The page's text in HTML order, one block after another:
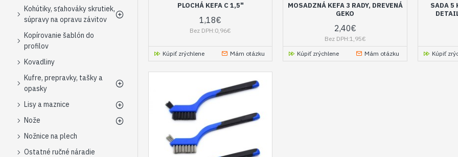
Kohútiky, sťahováky skrutiek,
súpravy na opravu závitov
Kopírovanie šablón do
profilov
Kovadliny
Kufre, prepravky, tašky a
opasky
Lisy a maznice
Nože
Nožnice na plech
Ostatné ručné náradie
PLOCHÁ KEFA C 1,5"
1,18€
Bez DPH:0,96€
Kúpiť zrýchlene Mám otázku
MOSADZNÁ KEFA 3 RADY, DREVENÁ
GEKO
2,40€
Bez DPH:1,95€
Kúpiť zrýchlene
Mám otázku
SADA 5
Kúpiť